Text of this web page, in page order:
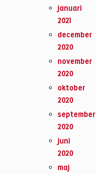
januari
2021
december
2020
november
2020
oktober
2020
september
2020
juni
2020
maj